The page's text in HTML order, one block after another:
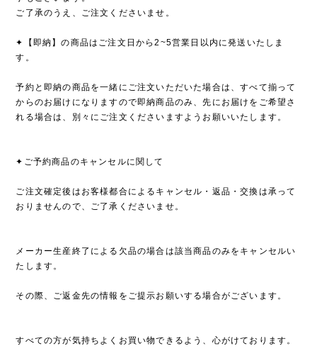
ご了承のうえ、ご注文くださいませ。
✦【即納】の商品はご注文日から2~5営業日以内に発送いたしま
す。
予約と即納の商品を一緒にご注文いただいた場合は、すべて揃って
からのお届けになりますので即納商品のみ、先にお届けをご希望さ
れる場合は、別々にご注文くださいますようお願いいたします。
✦ご予約商品のキャンセルに関して
ご注文確定後はお客様都合によるキャンセル・返品・交換は承って
おりませんので、ご了承くださいませ。
メーカー生産終了による欠品の場合は該当商品のみをキャンセルい
たします。
その際、ご返金先の情報をご提示お願いする場合がございます。
すべての方が気持ちよくお買い物できるよう、心がけております。